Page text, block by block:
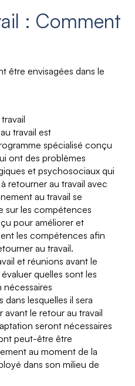
: Comment
être envisagées dans le
travail est
spécialisé conçu
ont des problèmes
et psychosociaux qui
retourner au travail avec
au travail se
sur les compétences
pour améliorer et
les compétences afin
au travail.
et réunions avant le
quelles sont les
nécessaires
dans lesquelles il sera
avant le retour au travail
seront nécessaires
peut-être être
au moment de la
dans son milieu de